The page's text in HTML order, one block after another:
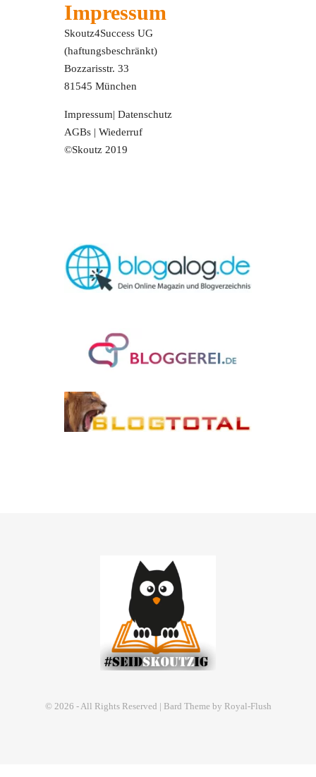
Impressum
Skoutz4Success UG
(haftungsbeschränkt)
Bozzarisstr. 33
81545 München
Impressum|Datenschutz
AGBs |Wiederruf
©Skoutz 2019
© 2026 - All Rights Reserved | Bard Theme by Royal-Flush